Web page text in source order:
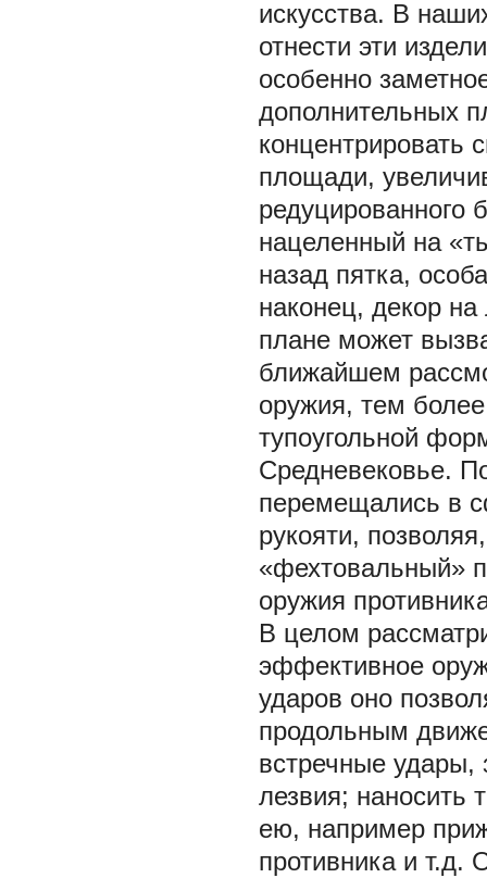
искусства. В
отнести эти
особенно
дополнительных
концентрировать
площади,
редуцированного
нацеленный на
назад пятка,
наконец, декор
плане может
ближайшем
оружия, тем
тупоугольной
Средневековье.
перемещались в
рукояти,
«фехтовальный»
оружия
В целом
эффективное
ударов оно
продольным
встречные удары,
лезвия; наносить
ею, например
противника и т.д.